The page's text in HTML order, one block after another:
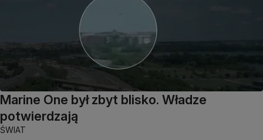
Marine One był zbyt blisko. Władze
potwierdzają
ŚWIAT